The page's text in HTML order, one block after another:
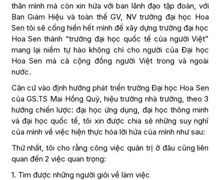
thân mình mà còn xin hứa với ban lãnh đạo tập đoàn, với
Ban Giám Hiệu và toàn thể GV, NV trường đại học Hoa
Sen tôi sẽ cống hiến hết mình để xây dựng trường đại học
Hoa Sen thành “trường đại học quốc tế của người Việt”
mang lại niềm tự hào không chỉ cho người của Đại học
Hoa Sen mà cả cộng đồng người Việt trong và ngoài
nước.
Căn cứ vào định hướng phát triển trường Đại học Hoa Sen
của GS.TS Mai Hồng Quỳ, hiệu trưởng nhà trường, theo 3
hướng chiến lược: đại học ứng dụng, đại học thông minh
và đại học quốc tế, tôi xin được chia sẻ những suy nghĩ
của mình về việc hiện thực hóa lời hứa của mình như sau:
Thứ nhất, tôi cho rằng công việc quản trị ở đâu cũng liên
quan đến 2 việc quan trọng:
1. Tìm được những người giỏi về làm việc